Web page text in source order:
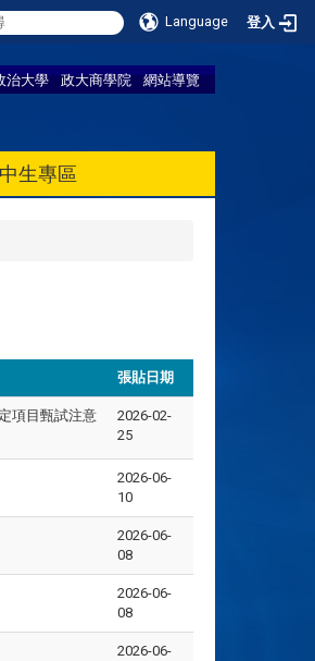
Language 登入
治大學 政大商學院 網站導覽
生專區
張貼日期
項目甄試注意
2026-02-
25
2026-06-
10
2026-06-
08
2026-06-
08
2026-06-